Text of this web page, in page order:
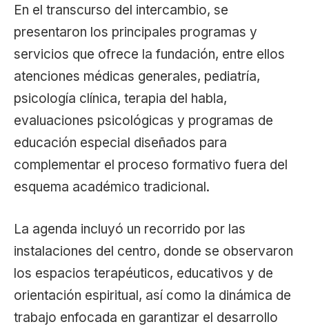
En el transcurso del intercambio, se
presentaron los principales programas y
servicios que ofrece la fundación, entre ellos
atenciones médicas generales, pediatría,
psicología clínica, terapia del habla,
evaluaciones psicológicas y programas de
educación especial diseñados para
complementar el proceso formativo fuera del
esquema académico tradicional.
La agenda incluyó un recorrido por las
instalaciones del centro, donde se observaron
los espacios terapéuticos, educativos y de
orientación espiritual, así como la dinámica de
trabajo enfocada en garantizar el desarrollo